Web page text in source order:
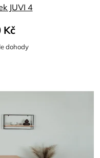
JUVI 4
Kč
dohody